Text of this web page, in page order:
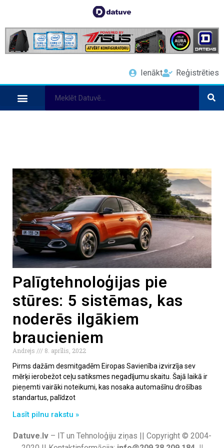
Ienākt Reģistrēties
Palīgtehnoloģijas pie
stūres: 5 sistēmas, kas
noderēs ilgākiem
braucieniem
Andrejs
8. aprīlis, 2022
Pirms dažām desmitgadēm Eiropas Savienība izvirzīja sev
mērķi ierobežot ceļu satiksmes negadījumu skaitu. Šajā laikā ir
pieņemti vairāki noteikumi, kas nosaka automašīnu drošības
standartus, palīdzot
Lasīt pilnu rakstu »
Datuve.lv– IT un Tehnoloģiju ziņas || Copyright © 2004-